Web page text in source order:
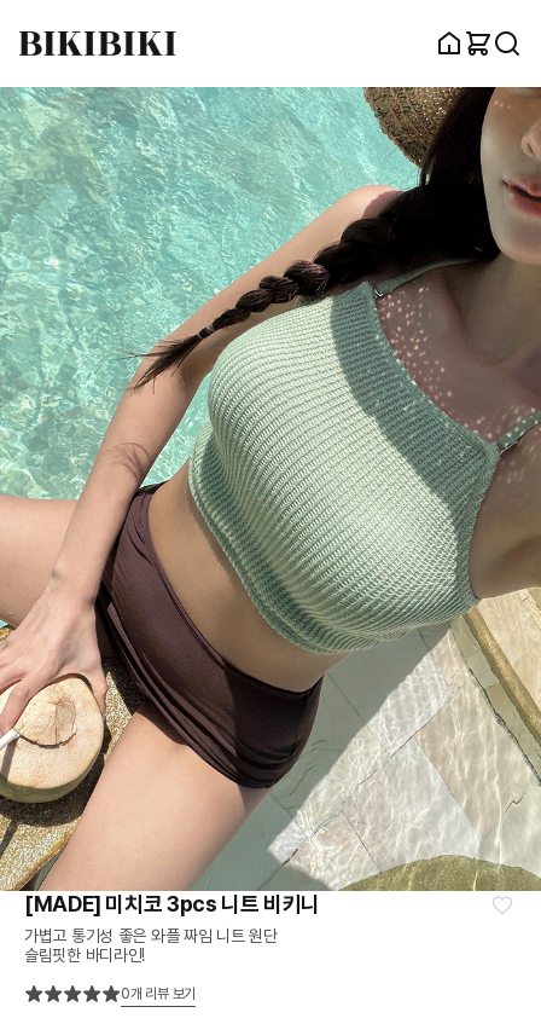
[MADE] 미치코 3pcs 니트 비키니
가볍고 통기성 좋은 와플 짜임 니트 원단
슬림핏한 바디라인!
0개 리뷰 보기